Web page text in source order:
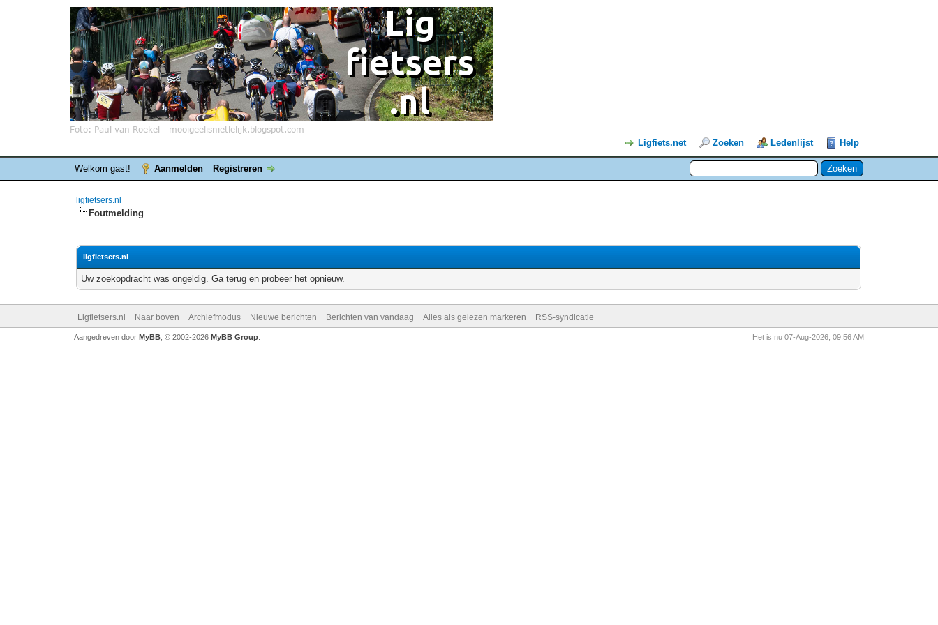
Ligfiets.net Zoeken Ledenlijst Help
Welkom gast! Aanmelden Registreren
ligfietsers.nl
Foutmelding
ligfietsers.nl
Uw zoekopdracht was ongeldig. Ga terug en probeer het opnieuw.
Ligfietsers.nl Naar boven Archiefmodus Nieuwe berichten Berichten van vandaag Alles als gelezen markeren RSS-syndicatie
Het is nu 07-Aug-2026, 09:56 AM
Aangedreven door MyBB, © 2002-2026 MyBB Group.